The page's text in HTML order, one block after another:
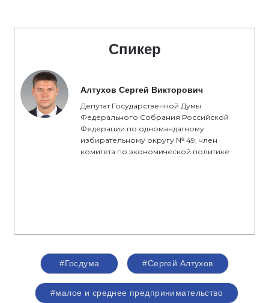
Спикер
Алтухов Сергей Викторович
Депутат Государственной Думы
Федерального Собрания Российской
Федерации по одномандатному
избирательному округу № 49, член
комитета по экономической политике
#Госдума #Сергей Алтухов
#малое и среднее предпринимательство